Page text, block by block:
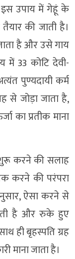
इस उपाय में गेहूं के
की जाती है।
है और उसे गाय
में 33 कोटि देवी-
पुण्यदायी कर्म
से जोड़ा जाता है,
का प्रतीक माना
करने की सलाह
करने की परंपरा
ऐसा करने से
है और रुके हुए
ही बृहस्पति ग्रह
माना जाता है।